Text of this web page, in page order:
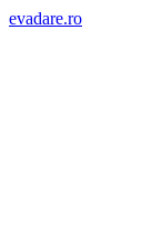
evadare.ro